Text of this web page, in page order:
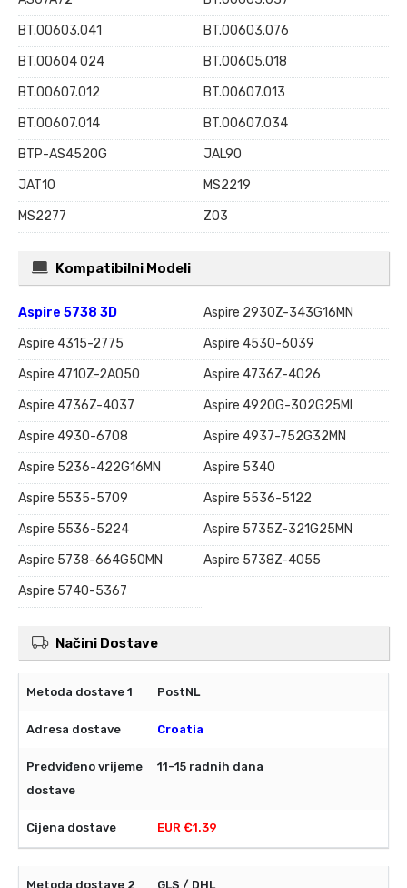
BT.00603.041
BT.00603.076
BT.00604 024
BT.00605.018
BT.00607.012
BT.00607.013
BT.00607.014
BT.00607.034
BTP-AS4520G
JAL90
JAT10
MS2219
MS2277
Z03
Kompatibilni Modeli
Aspire 5738 3D
Aspire 2930Z-343G16MN
Aspire 4315-2775
Aspire 4530-6039
Aspire 4710Z-2A050
Aspire 4736Z-4026
Aspire 4736Z-4037
Aspire 4920G-302G25MI
Aspire 4930-6708
Aspire 4937-752G32MN
Aspire 5236-422G16MN
Aspire 5340
Aspire 5535-5709
Aspire 5536-5122
Aspire 5536-5224
Aspire 5735Z-321G25MN
Aspire 5738-664G50MN
Aspire 5738Z-4055
Aspire 5740-5367
Načini Dostave
PostNL
Croatia
11-15 radnih dana
EUR €1.39
GLS / DHL